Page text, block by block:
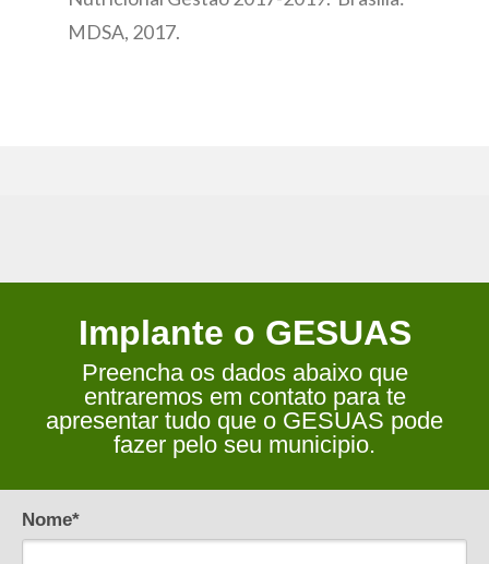
MDSA, 2017.
Implante o GESUAS
Preencha os dados abaixo que
entraremos em contato para te
apresentar tudo que o GESUAS pode
fazer pelo seu municipio.
Nome*